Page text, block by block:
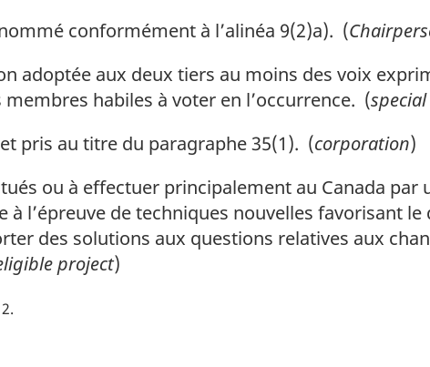
conformément à l’alinéa 9(2)a). (
adoptée aux deux tiers au moins des voix
habiles à voter en l’occurrence. (
pris au titre du paragraphe 35(1). (corporation)
ou à effectuer principalement au Canada par
à l’épreuve de techniques nouvelles favorisant
des solutions aux questions relatives aux
project)